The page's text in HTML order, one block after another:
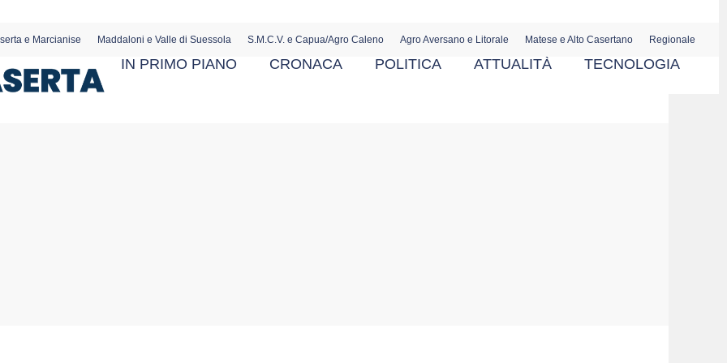
e Marcianise Maddaloni e Valle di Suessola S.M.C.V. e Capua/Agro Caleno Agro Aversano e Litorale Matese e Alto Casertano Regionale
IN PRIMO PIANO CRONACA POLITICA ATTUALITÀ TECNOLOGIA